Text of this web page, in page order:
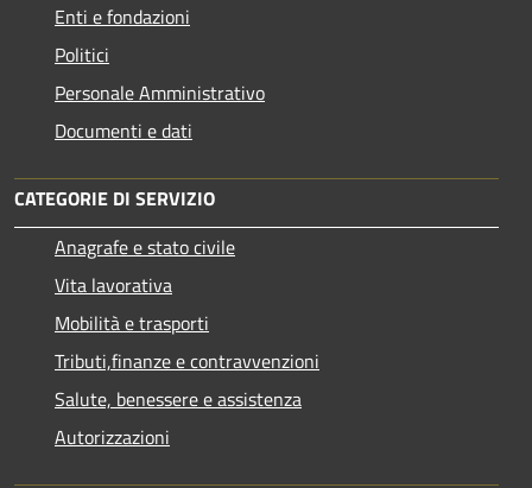
Enti e fondazioni
Politici
Personale Amministrativo
Documenti e dati
CATEGORIE DI SERVIZIO
Anagrafe e stato civile
Vita lavorativa
Mobilità e trasporti
Tributi,finanze e contravvenzioni
Salute, benessere e assistenza
Autorizzazioni